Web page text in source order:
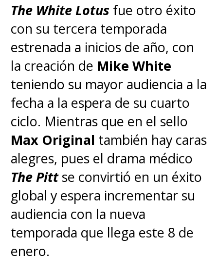
The White Lotus fue otro éxito
con su tercera temporada
estrenada a inicios de año, con
la creación de Mike White
teniendo su mayor audiencia a la
fecha a la espera de su cuarto
ciclo. Mientras que en el sello
Max Original también hay caras
alegres, pues el drama médico
The Pittse convirtió en un éxito
global y espera incrementar su
audiencia con la nueva
temporada que llega este 8 de
enero.